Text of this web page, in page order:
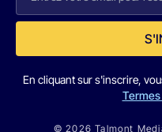
En cliquant sur s'inscrire,
© 2026 Talmont